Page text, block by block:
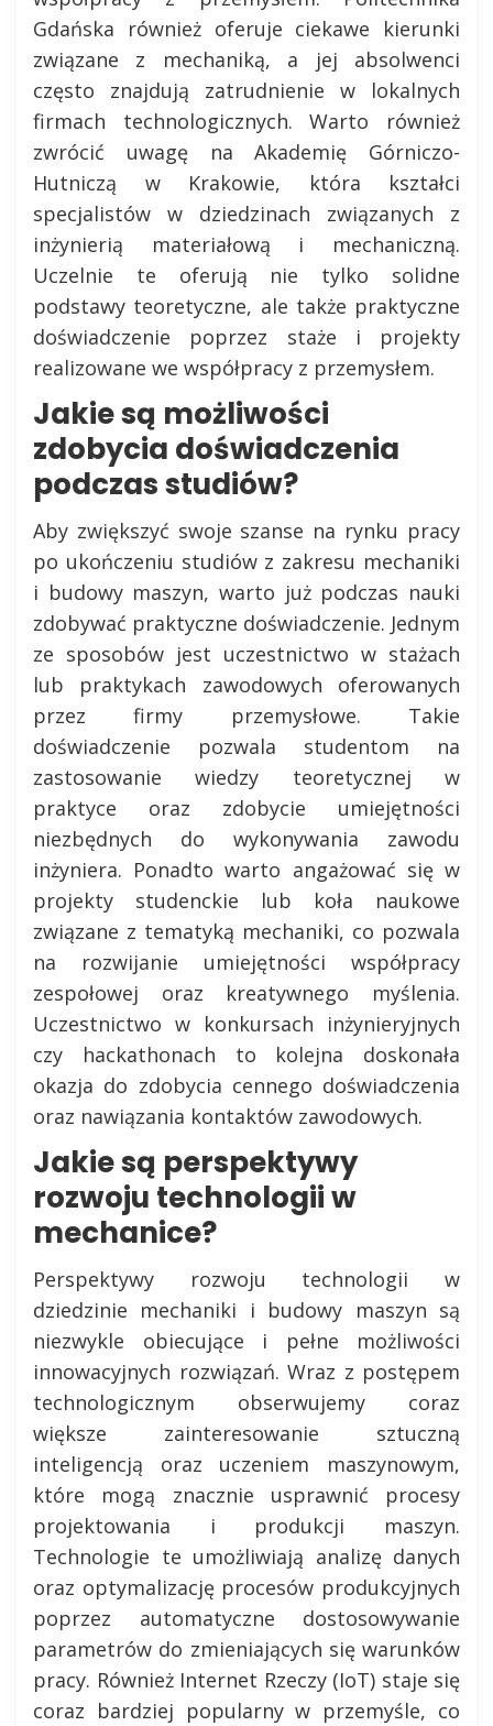
Gdańska również oferuje ciekawe kierunki
związane z mechaniką, a jej absolwenci
często znajdują zatrudnienie w lokalnych
firmach technologicznych. Warto również
zwrócić uwagę na Akademię Górniczo-
Hutniczą w Krakowie, która kształci
specjalistów w dziedzinach związanych z
inżynierią materiałową i mechaniczną.
Uczelnie te oferują nie tylko solidne
podstawy teoretyczne, ale także praktyczne
doświadczenie poprzez staże i projekty
realizowane we współpracy z przemysłem.
Jakie są możliwości
zdobycia doświadczenia
podczas studiów?
Aby zwiększyć swoje szanse na rynku pracy
po ukończeniu studiów z zakresu mechaniki
i budowy maszyn, warto już podczas nauki
zdobywać praktyczne doświadczenie. Jednym
ze sposobów jest uczestnictwo w stażach
lub praktykach zawodowych oferowanych
przez firmy przemysłowe. Takie
doświadczenie pozwala studentom na
zastosowanie wiedzy teoretycznej w
praktyce oraz zdobycie umiejętności
niezbędnych do wykonywania zawodu
inżyniera. Ponadto warto angażować się w
projekty studenckie lub koła naukowe
związane z tematyką mechaniki, co pozwala
na rozwijanie umiejętności współpracy
zespołowej oraz kreatywnego myślenia.
Uczestnictwo w konkursach inżynieryjnych
czy hackathonach to kolejna doskonała
okazja do zdobycia cennego doświadczenia
oraz nawiązania kontaktów zawodowych.
Jakie są perspektywy
rozwoju technologii w
mechanice?
Perspektywy rozwoju technologii w
dziedzinie mechaniki i budowy maszyn są
niezwykle obiecujące i pełne możliwości
innowacyjnych rozwiązań. Wraz z postępem
technologicznym obserwujemy coraz
większe zainteresowanie sztuczną
inteligencją oraz uczeniem maszynowym,
które mogą znacznie usprawnić procesy
projektowania i produkcji maszyn.
Technologie te umożliwiają analizę danych
oraz optymalizację procesów produkcyjnych
poprzez automatyczne dostosowywanie
parametrów do zmieniających się warunków
pracy. Również Internet Rzeczy (IoT) staje się
coraz bardziej popularny w przemyśle, co